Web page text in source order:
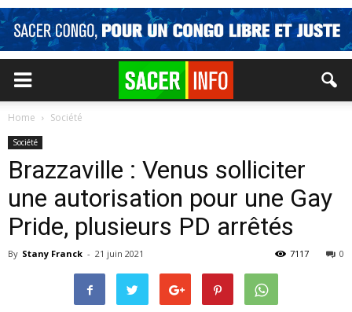
Home Société
Société
Brazzaville : Venus solliciter
une autorisation pour une Gay
Pride, plusieurs PD arrêtés
By Stany Franck - 21 juin 2021 0
7117